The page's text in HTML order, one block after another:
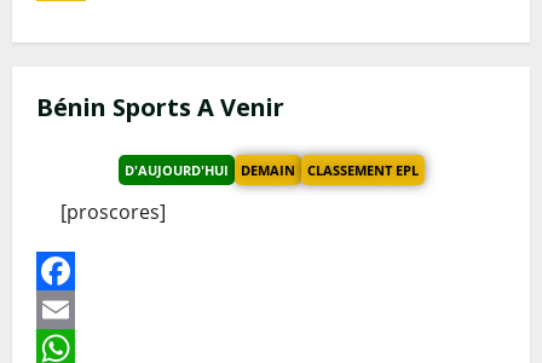
Bénin Sports A Venir
D'AUJOURD'HUI DEMAIN CLASSEMENT EPL
[proscores]
Facebook
Email